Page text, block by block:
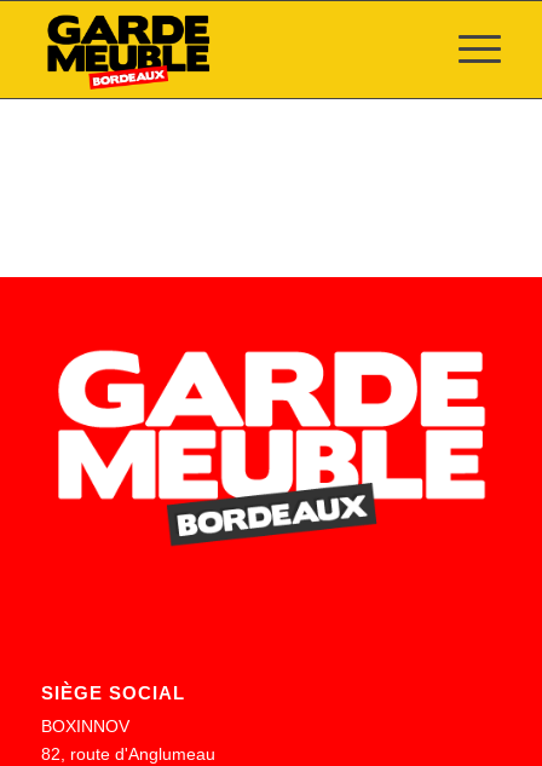
SIÈGE SOCIAL
BOXINNOV
82, route d'Anglumeau